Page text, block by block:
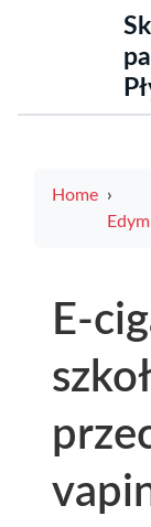
Home
Edym
E-